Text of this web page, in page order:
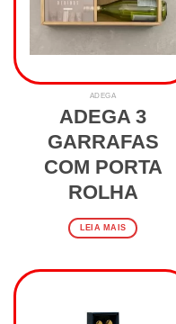
ADEGA
ADEGA 3
GARRAFAS
COM PORTA
ROLHA
LEIA MAIS